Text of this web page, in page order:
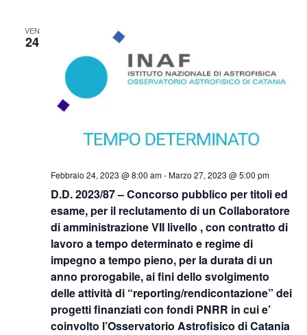
VEN
24
D.D. 2023/87 – Concorso pubblico per titoli ed
esame, per il reclutamento di un Collaboratore
di amministrazione VII livello , con contratto di
lavoro a tempo determinato e regime di
impegno a tempo pieno, per la durata di un
anno prorogabile, ai fini dello svolgimento
delle attività di “reporting/rendicontazione” dei
progetti finanziati con fondi PNRR in cui e’
coinvolto l’Osservatorio Astrofisico di Catania
Febbraio 24, 2023 @ 8:00 am-Marzo 27, 2023 @ 5:00 pm